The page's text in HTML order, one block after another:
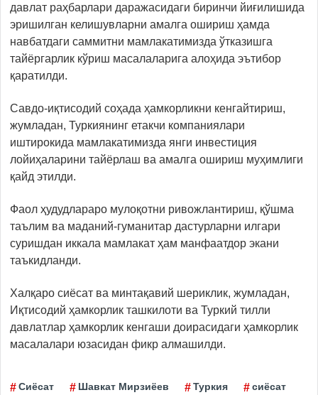
давлат раҳбарлари даражасидаги биринчи йиғилишида
эришилган келишувларни амалга ошириш ҳамда
навбатдаги саммитни мамлакатимизда ўтказишга
тайёргарлик кўриш масалаларига алоҳида эътибор
қаратилди.
Савдо-иқтисодий соҳада ҳамкорликни кенгайтириш,
жумладан, Туркиянинг етакчи компаниялари
иштирокида мамлакатимизда янги инвестиция
лойиҳаларини тайёрлаш ва амалга ошириш муҳимлиги
қайд этилди.
Фаол ҳудудлараро мулоқотни ривожлантириш, қўшма
таълим ва маданий-гуманитар дастурларни илгари
суришдан иккала мамлакат ҳам манфаатдор экани
таъкидланди.
Халқаро сиёсат ва минтақавий шериклик, жумладан,
Иқтисодий ҳамкорлик ташкилоти ва Туркий тилли
давлатлар ҳамкорлик кенгаши доирасидаги ҳамкорлик
масалалари юзасидан фикр алмашилди.
Сиёсат Шавкат Мирзиёев Туркия сиёсат